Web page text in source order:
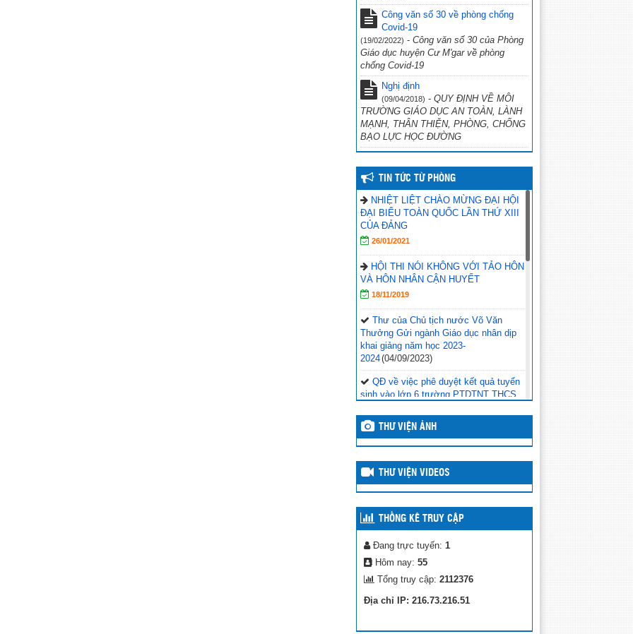
Công văn số 30 về phòng chống
Covid-19
(19/02/2022) - Công văn số 30 của Phòng
Giáo dục huyện Cư M'gar về phòng
chống Covid-19
Nghị định
(09/04/2018) - QUY ĐỊNH VỀ MÔI
TRƯỜNG GIÁO DỤC AN TOÀN, LÀNH
MẠNH, THÂN THIỆN, PHÒNG, CHỐNG
BẠO LỰC HỌC ĐƯỜNG
TIN TỨC TỪ PHÒNG
NHIỆT LIỆT CHÀO MỪNG ĐẠI HỘI
ĐẠI BIỂU TOÀN QUỐC LẦN THỨ XIII
CỦA ĐẢNG
26/01/2021
HỘI THI NÓI KHÔNG VỚI TẢO HÔN
VÀ HÔN NHÂN CẬN HUYẾT
18/11/2019
Thư của Chủ tịch nước Võ Văn
Thưởng Gửi ngành Giáo dục nhân dịp
khai giảng năm học 2023-
2024(04/09/2023)
QĐ về việc phê duyệt kết quả tuyển
sinh vào lớp 6 trường PTDTNT THCS
Phóng sự: THCS Ea Tul- 30 năm
hình thành và phát triển(28/03/2023)
Cập nhật kết quả Giải thể thao học
đường năm học 2022-2023
11/3/2023 – Giải thể thao học
đường(11/03/2023)
Kết quả thi đấu ngày 10/3/2023, Giải
Thể thao học đường năm học 2022-
2023(10/03/2023)
Quyết định về việc thành lập Ban Tổ
THƯ VIỆN ẢNH
THƯ VIỆN VIDEOS
THỐNG KÊ TRUY CẬP
Đang trực tuyến: 1
Hôm nay: 55
Tổng truy cập: 2112376
Địa chỉ IP: 216.73.216.51